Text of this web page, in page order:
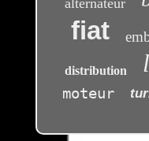
alternateur
fiat
distribution
moteur